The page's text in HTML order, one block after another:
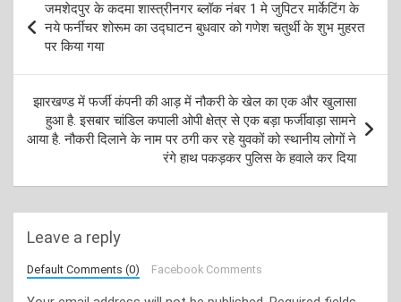
navigation
जमशेदपुर के कदमा शास्त्रीनगर ब्लॉक नंबर 1 मे जुपिटर मार्केटिंग के
नये फर्नीचर शोरूम का उद्घाटन बुधवार को गणेश चतुर्थी के शुभ मुहरत
पर किया गया
झारखण्ड में फर्जी कंपनी की आड़ में नौकरी के खेल का एक और खुलासा
हुआ है. इसबार चांडिल कपाली ओपी क्षेत्र से एक बड़ा फर्जीवाड़ा सामने
आया है. नौकरी दिलाने के नाम पर ठगी कर रहे युवकों को स्थानीय लोगों ने
रंगे हाथ पकड़कर पुलिस के हवाले कर दिया
Leave a reply
Default Comments (0) Facebook Comments